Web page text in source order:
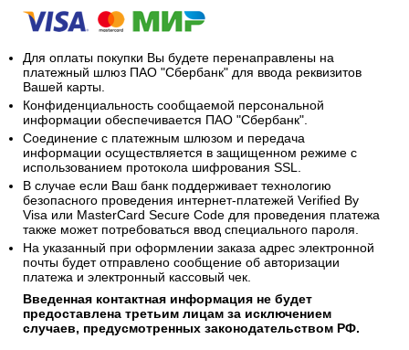
Для оплаты покупки Вы будете перенаправлены на
платежный шлюз ПАО "Сбербанк" для ввода реквизитов
Вашей карты.
Конфиденциальность сообщаемой персональной
информации обеспечивается ПАО "Сбербанк".
Соединение с платежным шлюзом и передача
информации осуществляется в защищенном режиме с
использованием протокола шифрования SSL.
В случае если Ваш банк поддерживает технологию
безопасного проведения интернет-платежей Verified By
Visa или MasterCard Secure Code для проведения платежа
также может потребоваться ввод специального пароля.
На указанный при оформлении заказа адрес электронной
почты будет отправлено сообщение об авторизации
платежа и электронный кассовый чек.
Введенная контактная информация не будет
предоставлена третьим лицам за исключением
случаев, предусмотренных законодательством РФ.